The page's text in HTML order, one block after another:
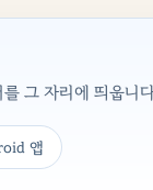
그 자리에 띄웁니
앱